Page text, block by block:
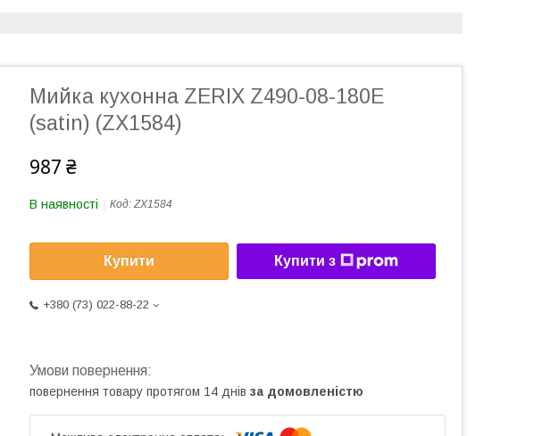
Мийка кухонна ZERIX Z490-08-180E
(satin) (ZX1584)
987 ₴
В наявності Код: ZX1584
Купити Купити з
+380 (73) 022-88-22
повернення товару протягом 14 днів за домовленістю